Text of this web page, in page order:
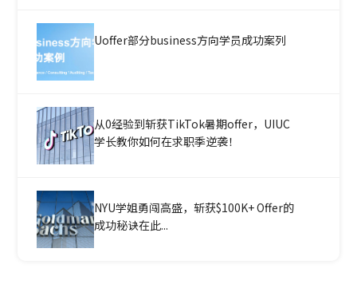
Uoffer部分business方向学员成功案列
从0经验到斩获TikTok暑期offer，UIUC
学长教你如何在求职季逆袭！
NYU学姐勇闯高盛，斩获$100K+ Offer的
成功秘诀在此...